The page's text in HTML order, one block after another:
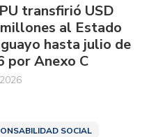
transfirió USD
al Estado
hasta julio de
por Anexo C
SOCIAL